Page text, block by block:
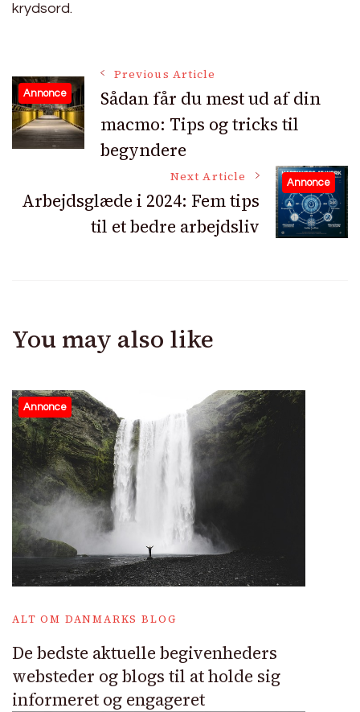
krydsord.
Post
Navigation
Annonce
Previous Article
Sådan får du mest ud af din
macmo: Tips og tricks til
begyndere
Annonce
Next Article
Arbejdsglæde i 2024: Fem tips
til et bedre arbejdsliv
You may also like
Annonce
ALT OM DANMARKS BLOG
De bedste aktuelle begivenheders
websteder og blogs til at holde sig
informeret og engageret